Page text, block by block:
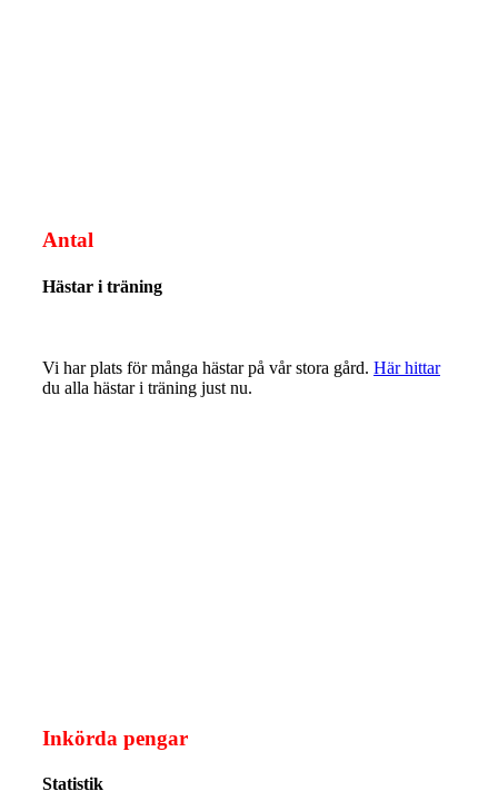
Antal
Hästar i träning
Vi har plats för många hästar på vår stora gård. Här hittar
du alla hästar i träning just nu.
Inkörda pengar
Statistik